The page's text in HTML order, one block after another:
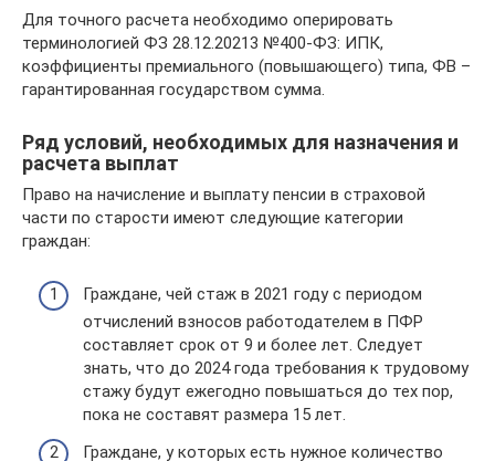
Для точного расчета необходимо оперировать
терминологией ФЗ 28.12.20213 №400-ФЗ: ИПК,
коэффициенты премиального (повышающего) типа, ФВ –
гарантированная государством сумма.
Ряд условий, необходимых для назначения и
расчета выплат
Право на начисление и выплату пенсии в страховой
части по старости имеют следующие категории
граждан:
Граждане, чей стаж в 2021 году с периодом
отчислений взносов работодателем в ПФР
составляет срок от 9 и более лет. Следует
знать, что до 2024 года требования к трудовому
стажу будут ежегодно повышаться до тех пор,
пока не составят размера 15 лет.
Граждане, у которых есть нужное количество